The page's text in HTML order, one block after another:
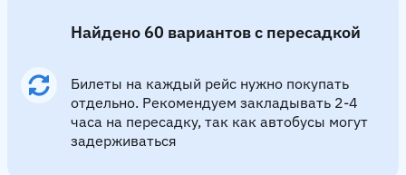
Найдено 60 вариантов с пересадкой
Билеты на каждый рейс нужно покупать
отдельно. Рекомендуем закладывать 2-4
часа на пересадку, так как автобусы могут
задерживаться